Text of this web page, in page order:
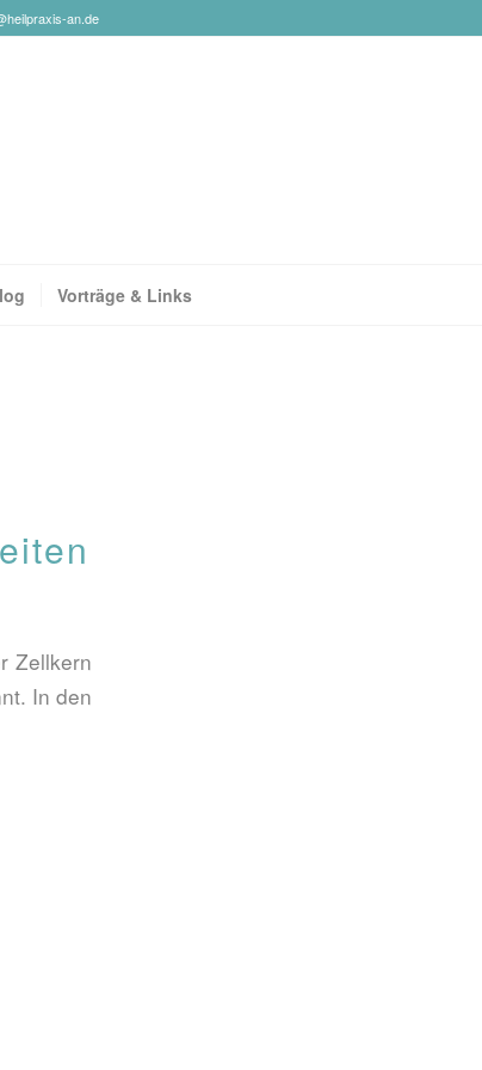
an.de
Vorträge & Links
Zellkern
In den